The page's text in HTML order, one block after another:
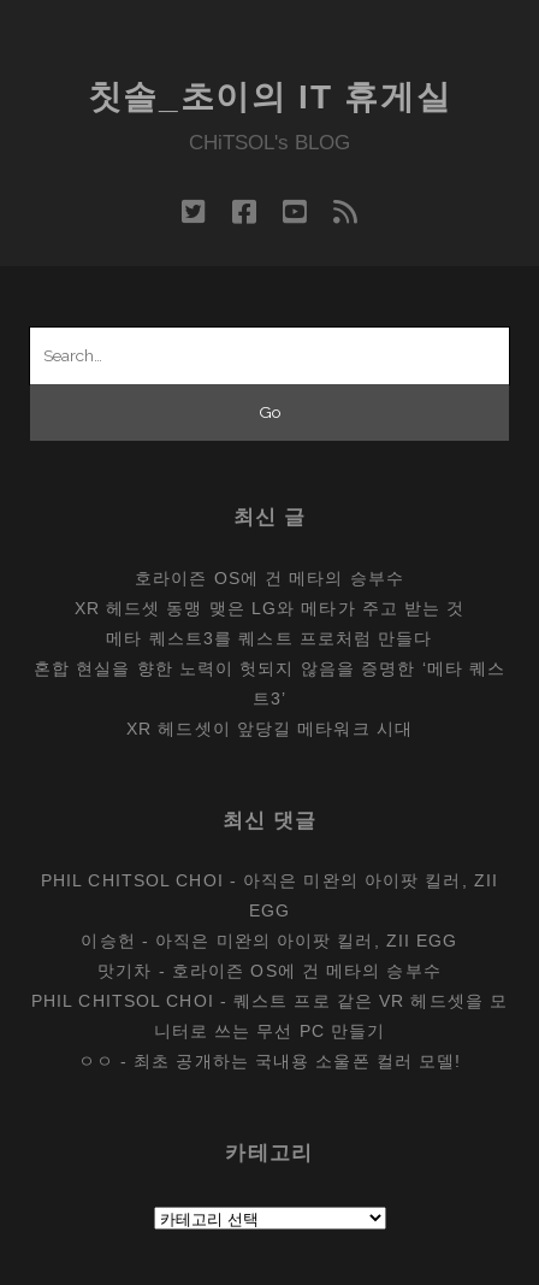
공
은
LG
칫솔_초이의 IT 휴게실
CHiTSOL's BLOG
twitterfacebook
youtube
rss
최신 글
호라이즌 OS에 건 메타의 승부수
XR 헤드셋 동맹 맺은 LG와 메타가 주고 받는 것
메타 퀘스트3를 퀘스트 프로처럼 만들다
혼합 현실을 향한 노력이 헛되지 않음을 증명한 ‘메타 퀘스
트3’
XR 헤드셋이 앞당길 메타워크 시대
최신 댓글
PHIL CHITSOL CHOI - 아직은 미완의 아이팟 킬러, ZII
EGG
이승헌 - 아직은 미완의 아이팟 킬러, ZII EGG
맛기차 - 호라이즌 OS에 건 메타의 승부수
PHIL CHITSOL CHOI -퀘스트 프로 같은 VR 헤드셋을 모
니터로 쓰는 무선 PC 만들기
ㅇㅇ - 최초 공개하는 국내용 소울폰 컬러 모델!
카테고리
테